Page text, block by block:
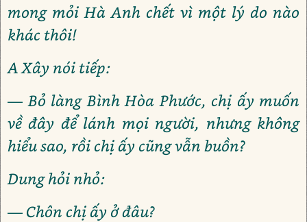
mong mỏi Hà Anh chết vì một lý do nào
khác thôi!
A Xây nói tiếp:
— Bỏ làng Bình Hòa Phước, chị ấy muốn
về đây để lánh mọi người, nhưng không
hiểu sao, rồi chị ấy cũng vẫn buồn?
Dung hỏi nhỏ:
— Chôn chị ấy ở đâu?